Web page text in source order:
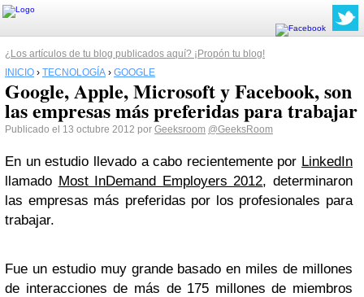
¿Los artículos de tu blog publicados aquí? ¡Propón tu blog!
INICIO › TECNOLOGÍA › GOOGLE
Google, Apple, Microsoft y Facebook, son
las empresas más preferidas para trabajar
Publicado el 13 octubre 2012 por Geeksroom @GeeksRoom
En un estudio llevado a cabo recientemente por LinkedIn
llamado Most InDemand Employers 2012, determinaron
las empresas más preferidas por los profesionales para
trabajar.
Fue un estudio muy grande basado en miles de millones
de interacciones de más de 175 millones de miembros